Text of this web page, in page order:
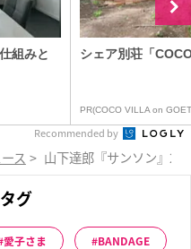
組みと
シェア別荘「
PR(COCO VILLA on
Recommended by
ス > 山下達郎『サンソン』29
グ
愛子さま BANDAGE